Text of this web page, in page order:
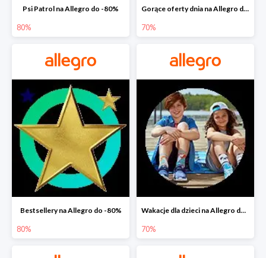
Psi Patrol na Allegro do -80%
80%
Gorące oferty dnia na Allegro do -50%
70%
Bestsellery na Allegro do -80%
80%
Wakacje dla dzieci na Allegro do -70%
70%